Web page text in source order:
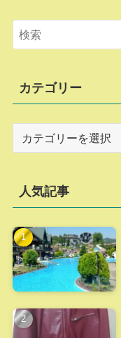
カテゴリー
ー
人気記事